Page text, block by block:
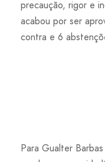
precaução, rigor e
acabou por ser
contra e 6
Para Gualter